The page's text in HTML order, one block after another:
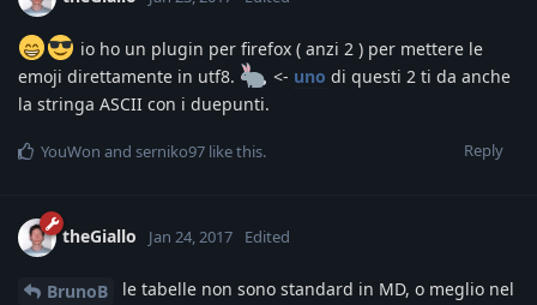
io ho un plugin per firefox ( anzi 2 ) per mettere le
emoji direttamente in utf8.
<- uno di questi 2 ti da anche
la stringa ASCII con i duepunti.
Reply
YouWon and serniko97 like this.
theGiallo Jan 24, 2017 Edited
BrunoB
le tabelle non sono standard in MD, o meglio nel